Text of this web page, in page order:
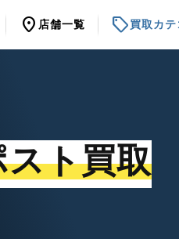
location_on 店舗一覧 sell買取カ
ト買取